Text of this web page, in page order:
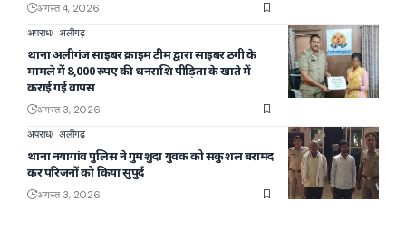
अगस्त 4, 2026
अपराध अलीगढ़
थाना अलीगंज साइबर क्राइम टीम द्वारा साइबर ठगी के
मामले में 8,000 रुपए की धनराशि पीड़िता के खाते में
कराई गई वापस
अगस्त 3, 2026
अपराध अलीगढ़
थाना नयागांव पुलिस ने गुमशुदा युवक को सकुशल बरामद
कर परिजनों को किया सुपुर्द
अगस्त 3, 2026